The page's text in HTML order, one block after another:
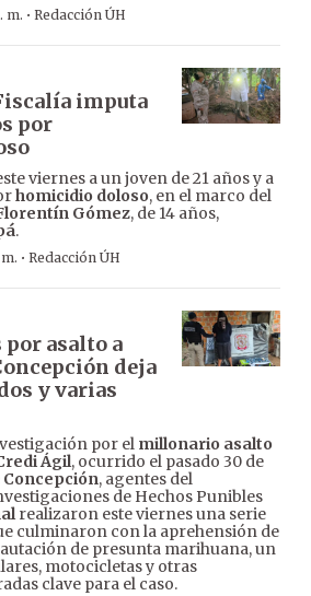
m. · Redacción ÚH
imputa
por
viernes a un joven de 21 años y a
homicidio doloso, en el marco del
Gómez, de 14 años,
.
· Redacción ÚH
asalto a
deja
y varias
por el millonario asalto
Ágil, ocurrido el pasado 30 de
Concepción, agentes del
de Hechos Punibles
realizaron este viernes una serie
culminaron con la aprehensión de
de presunta marihuana, un
motocicletas y otras
clave para el caso.